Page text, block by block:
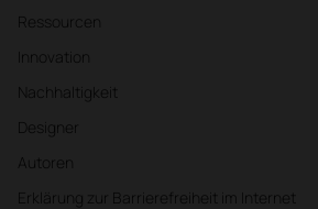
Ressourcen
Innovation
Nachhaltigkeit
Designer
Autoren
Erklärung zur Barrierefreiheit im Internet